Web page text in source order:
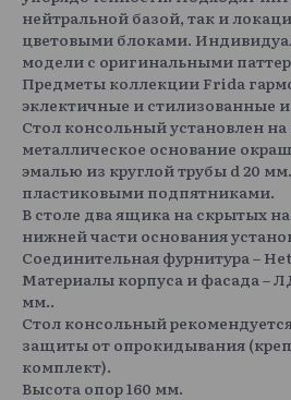
нейтральной базой, так и
цветовыми блоками.
модели с оригинальными
Предметы коллекции Frida
эклектичные и стилизованные
Стол консольный установлен на
металлическое основание
эмалью из круглой трубы d 20
пластиковыми подпятниками.
В столе два ящика на скрытых
нижней части основания
Соединительная фурнитура –
Материалы корпуса и фасада –
мм..
Стол консольный
защиты от опрокидывания
комплект).
Высота опор 160 мм.